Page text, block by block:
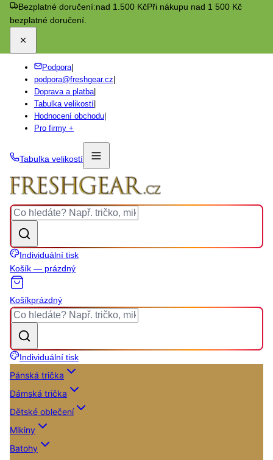
Bezplatné doručení:nad 1.500 KčPři nákupu nad 1 500 Kč
bezplatné doručení.
Podpora|
podpora@freshgear.cz
Doprava a platba|
Tabulka velikostí
Hodnocení obchodu
Pro firmy +
Tabulka velikostí
Individuální tisk
Košík — prázdný
Košíkprázdný
Individuální tisk
Pánská trička
Dámská trička
Dětské oblečení
Mikiny
Batohy